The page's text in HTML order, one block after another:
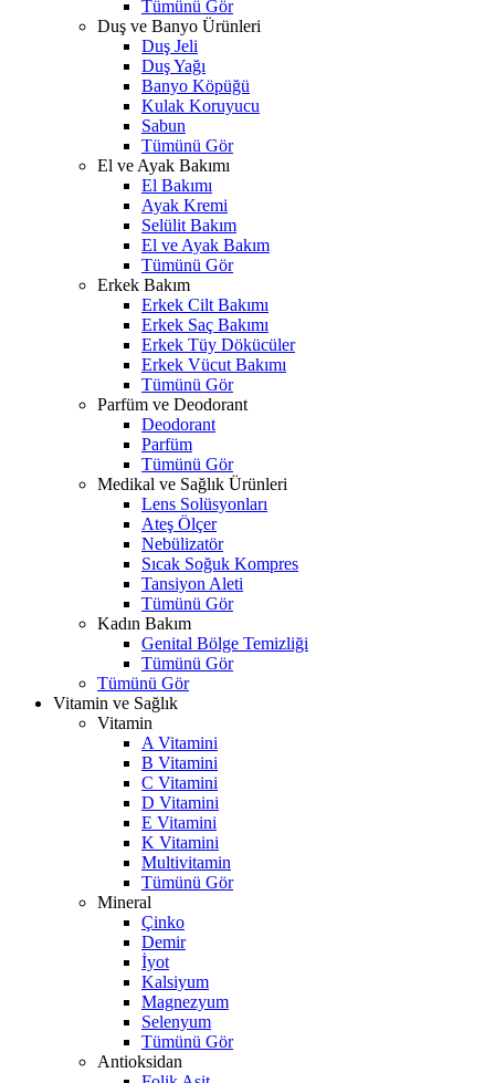
Tümünü Gör
Duş ve Banyo Ürünleri
Duş Jeli
Duş Yağı
Banyo Köpüğü
Kulak Koruyucu
Sabun
Tümünü Gör
El ve Ayak Bakımı
El Bakımı
Ayak Kremi
Selülit Bakım
El ve Ayak Bakım
Tümünü Gör
Erkek Bakım
Erkek Cilt Bakımı
Erkek Saç Bakımı
Erkek Tüy Dökücüler
Erkek Vücut Bakımı
Tümünü Gör
Parfüm ve Deodorant
Deodorant
Parfüm
Tümünü Gör
Medikal ve Sağlık Ürünleri
Lens Solüsyonları
Ateş Ölçer
Nebülizatör
Sıcak Soğuk Kompres
Tansiyon Aleti
Tümünü Gör
Kadın Bakım
Genital Bölge Temizliği
Tümünü Gör
Tümünü Gör
Vitamin ve Sağlık
Vitamin
A Vitamini
B Vitamini
C Vitamini
D Vitamini
E Vitamini
K Vitamini
Multivitamin
Tümünü Gör
Mineral
Çinko
Demir
İyot
Kalsiyum
Magnezyum
Selenyum
Tümünü Gör
Antioksidan